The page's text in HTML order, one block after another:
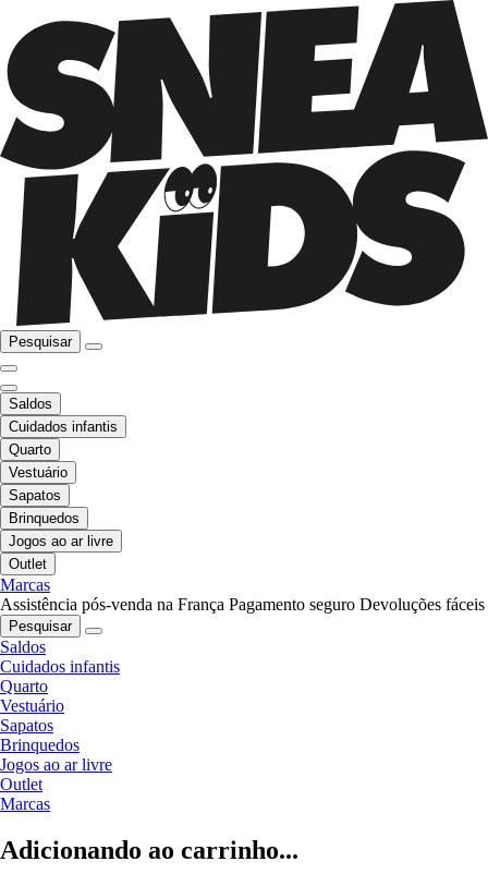
Pesquisar
Saldos
Cuidados infantis
Quarto
Vestuário
Sapatos
Brinquedos
Jogos ao ar livre
Outlet
Marcas
Assistência pós-venda na França Pagamento seguro Devoluções fáceis
Pesquisar
Saldos
Cuidados infantis
Quarto
Vestuário
Sapatos
Brinquedos
Jogos ao ar livre
Outlet
Marcas
Adicionando ao carrinho...